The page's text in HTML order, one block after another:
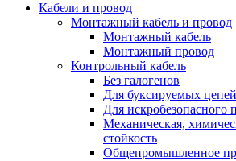
Кабели и провод
Монтажный кабель и провод
Монтажный кабель
Монтажный провод
Контрольный кабель
Без галогенов
Для буксируемых цепей
Для искробезопасного
Механическая,
стойкость
Общепромышленное